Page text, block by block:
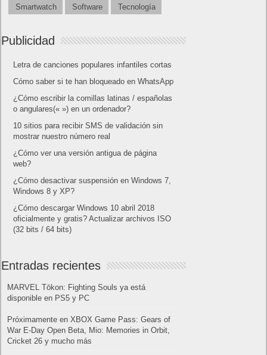
Smartwatch
Software Tecnología
Publicidad
Letra de canciones populares infantiles cortas
Cómo saber si te han bloqueado en WhatsApp
¿Cómo escribir la comillas latinas / españolas
o angulares(« ») en un ordenador?
10 sitios para recibir SMS de validación sin
mostrar nuestro número real
¿Cómo ver una versión antigua de página
web?
¿Cómo desactivar suspensión en Windows 7,
Windows 8 y XP?
¿Cómo descargar Windows 10 abril 2018
oficialmente y gratis? Actualizar archivos ISO
(32 bits / 64 bits)
Entradas recientes
MARVEL Tōkon: Fighting Souls ya está
disponible en PS5 y PC
Próximamente en XBOX Game Pass: Gears of
War E-Day Open Beta, Mio: Memories in Orbit,
Cricket 26 y mucho más